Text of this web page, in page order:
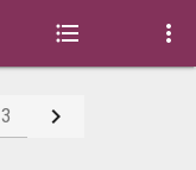
 
3 